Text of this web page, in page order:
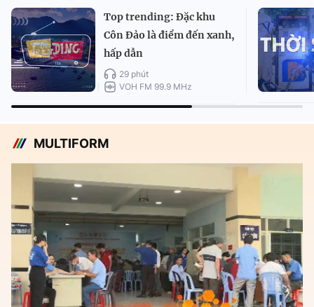
Top trending: Đặc khu
Côn Đảo là điểm đến xanh,
hấp dẫn
29 phút
VOH FM 99.9 MHz
MULTIFORM